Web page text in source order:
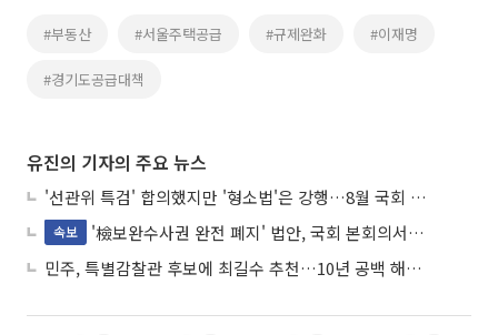
#부동산 #서울주택공급 #규제완화 #이재명
#경기도공급대책
유진의 기자의 주요 뉴스
'선관위 특검' 합의했지만 '형소법'은 강행…8월 국회 '입법 2차전' 예고
속보
'檢보완수사권 완전 폐지' 법안, 국회 본회의서 민주당 주도 통과
민주, 특별감찰관 후보에 최길수 추천…10년 공백 해소 속도